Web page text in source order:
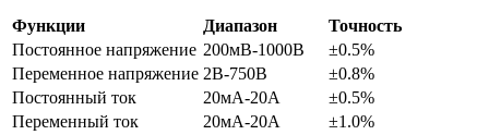
Функции Диапазон
Точность
Постоянное напряжение 200мВ-1000В
±0.5%
Переменное напряжение 2В-750В
±0.8%
Постоянный ток
20мА-20А
±0.5%
Переменный ток
20мА-20А
±1.0%